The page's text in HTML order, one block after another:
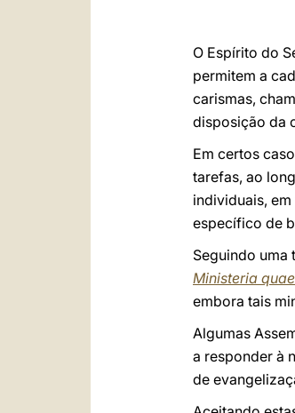
O Espírito do
permitem a
carismas,
disposição da
Em certos
tarefas, ao
individuais,
específico de
Seguindo uma
Ministeria
embora tais
Algumas
a responder à
de